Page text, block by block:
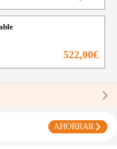
522,00€
AHORRAR